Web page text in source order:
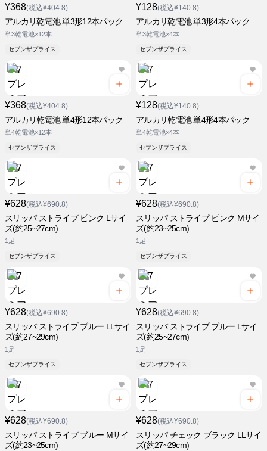
¥368(税込¥404.8)
アルカリ乾電池 単3形12本パック
単3乾電池×12本
セブンザプライス
¥128(税込¥140.8)
アルカリ乾電池 単3形4本パック
単3乾電池×4本
セブンザプライス
¥368(税込¥404.8)
アルカリ乾電池 単4形12本パック
単4乾電池×12本
セブンザプライス
¥128(税込¥140.8)
アルカリ乾電池 単4形4本パック
単4乾電池×4本
セブンザプライス
¥628(税込¥690.8)
スリッパ ストライプ ピンク Lサイ
ズ(約25~27cm)
1足
セブンザプライス
¥628(税込¥690.8)
スリッパ ストライプ ピンク Mサイ
ズ(約23~25cm)
1足
セブンザプライス
¥628(税込¥690.8)
スリッパ ストライプ ブルー LLサイ
ズ(約27~29cm)
1足
セブンザプライス
¥628(税込¥690.8)
スリッパ ストライプ ブルー Lサイ
ズ(約25~27cm)
1足
セブンザプライス
¥628(税込¥690.8)
スリッパ ストライプ ブルー Mサイ
ズ(約23~25cm)
¥628(税込¥690.8)
スリッパ チェック ブラック LLサイ
ズ(約27~29cm)